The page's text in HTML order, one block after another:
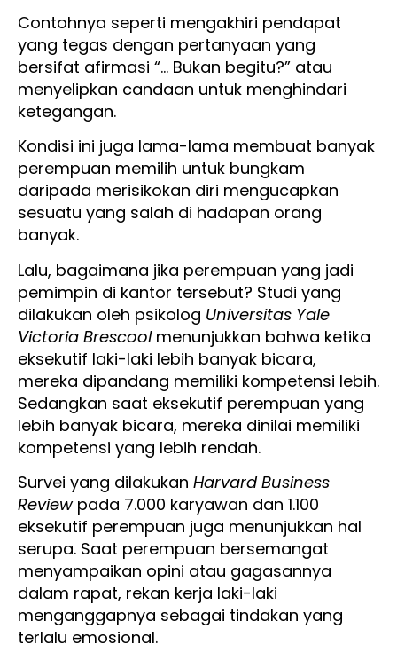
Contohnya seperti mengakhiri pendapat
yang tegas dengan pertanyaan yang
bersifat afirmasi “… Bukan begitu?” atau
menyelipkan candaan untuk menghindari
ketegangan.
Kondisi ini juga lama-lama membuat banyak
perempuan memilih untuk bungkam
daripada merisikokan diri mengucapkan
sesuatu yang salah di hadapan orang
banyak.
Lalu, bagaimana jika perempuan yang jadi
pemimpin di kantor tersebut? Studi yang
dilakukan oleh psikolog Universitas Yale
Victoria Brescool menunjukkan bahwa ketika
eksekutif laki-laki lebih banyak bicara,
mereka dipandang memiliki kompetensi lebih.
Sedangkan saat eksekutif perempuan yang
lebih banyak bicara, mereka dinilai memiliki
kompetensi yang lebih rendah.
Survei yang dilakukan Harvard Business
Reviewpada 7.000 karyawan dan 1.100
eksekutif perempuan juga menunjukkan hal
serupa. Saat perempuan bersemangat
menyampaikan opini atau gagasannya
dalam rapat, rekan kerja laki-laki
menganggapnya sebagai tindakan yang
terlalu emosional.